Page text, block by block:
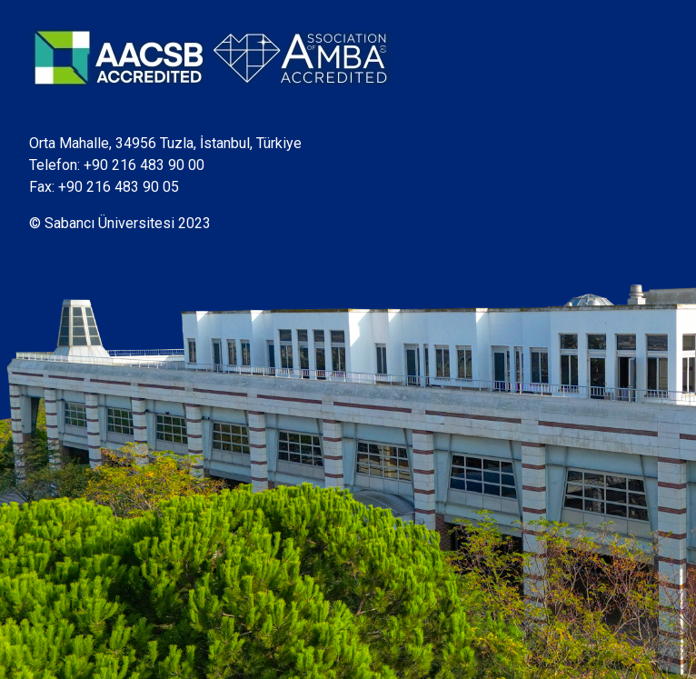
Orta Mahalle, 34956 Tuzla, İstanbul, Türkiye
Telefon: +90 216 483 90 00
Fax: +90 216 483 90 05
© Sabancı Üniversitesi 2023